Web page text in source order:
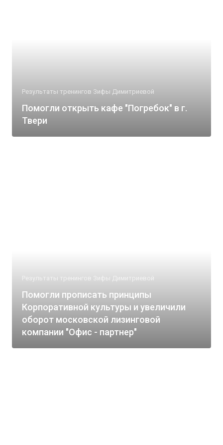
Результаты тренингов Зифы Димитриевой
Помогли открыть кафе "Погребок" в г.
Твери
Результаты тренингов Зифы Димитриевой
Помогли прописать принципы
Корпоративной культуры и увеличили
оборот московской лизинговой
компании "Офис - партнер"